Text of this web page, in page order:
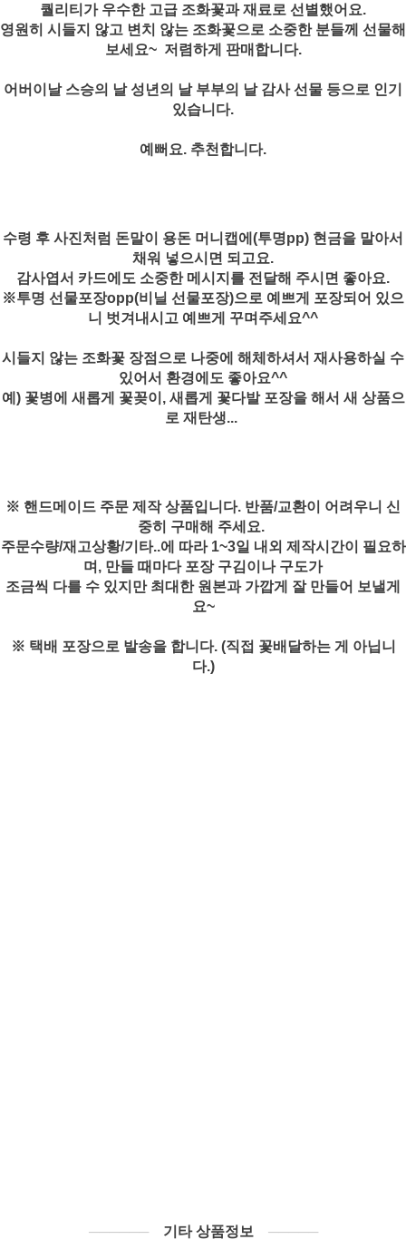
퀄리티가 우수한 고급 조화꽃과 재료로 선별했어요.
영원히 시들지 않고 변치 않는 조화꽃으로 소중한 분들께 선물해
보세요~ 저렴하게 판매합니다.
어버이날 스승의 날 성년의 날 부부의 날 감사 선물 등으로 인기
있습니다.
예뻐요. 추천합니다.
수령 후 사진처럼 돈말이 용돈 머니캡에(투명pp) 현금을 말아서
채워 넣으시면 되고요.
감사엽서 카드에도 소중한 메시지를 전달해 주시면 좋아요.
※투명 선물포장opp(비닐 선물포장)으로 예쁘게 포장되어 있으
니 벗겨내시고 예쁘게 꾸며주세요^^
시들지 않는 조화꽃 장점으로 나중에 해체하셔서 재사용하실 수
있어서 환경에도 좋아요^^
예) 꽃병에 새롭게 꽃꽂이, 새롭게 꽃다발 포장을 해서 새 상품으
로 재탄생...
※ 핸드메이드 주문 제작 상품입니다. 반품/교환이 어려우니 신
중히 구매해 주세요.
주문수량/재고상황/기타..에 따라 1~3일 내외 제작시간이 필요하
며, 만들 때마다 포장 구김이나 구도가
조금씩 다를 수 있지만 최대한 원본과 가깝게 잘 만들어 보낼게
요~
※ 택배 포장으로 발송을 합니다. (직접 꽃배달하는 게 아닙니
다.)
────── 기타 상품정보 ─────